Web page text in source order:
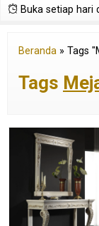
Buka setiap hari
Beranda » Tags
Tags